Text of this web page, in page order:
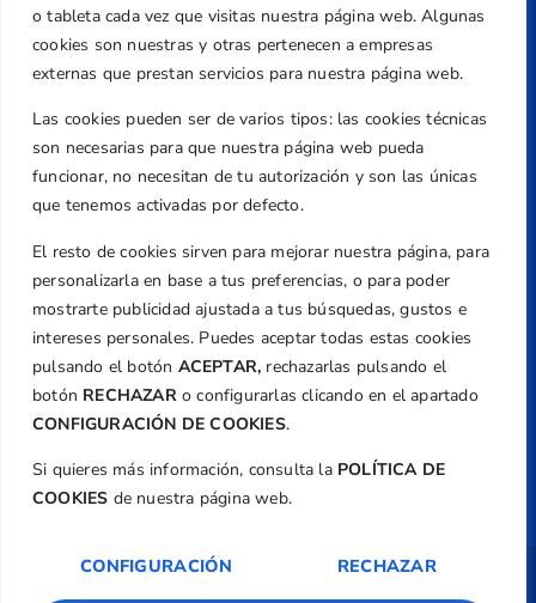
o tableta cada vez que visitas nuestra página web. Algunas
cookies son nuestras y otras pertenecen a empresas
externas que prestan servicios para nuestra página web.
Las cookies pueden ser de varios tipos: las cookies técnicas
son necesarias para que nuestra página web pueda
funcionar, no necesitan de tu autorización y son las únicas
que tenemos activadas por defecto.
El resto de cookies sirven para mejorar nuestra página, para
personalizarla en base a tus preferencias, o para poder
mostrarte publicidad ajustada a tus búsquedas, gustos e
intereses personales. Puedes aceptar todas estas cookies
pulsando el botón ACEPTAR, rechazarlas pulsando el
botón RECHAZARo configurarlas clicando en el apartado
CONFIGURACIÓN DE COOKIES.
Si quieres más información, consulta la POLÍTICA DE
COOKIES de nuestra página web.
CONFIGURACIÓN RECHAZAR
Centre de L´Esport, Carrer d'Isaac Peral i
Caballero, Nº 5, Despachos 2 y 3, 46980,
Valencia
+34 961 367 799
Email
federacion@golfcv.com
Aviso Legal
Política de Privacidad
Transparencia
Normativa
Federación